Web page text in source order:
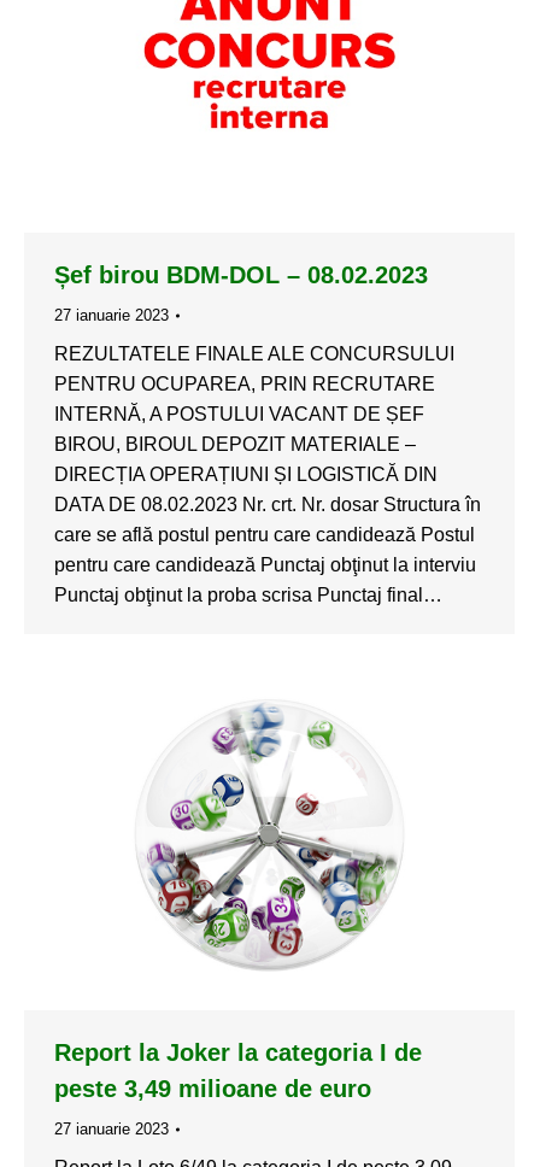
Șef birou BDM-DOL – 08.02.2023
27 ianuarie 2023
REZULTATELE FINALE ALE CONCURSULUI
PENTRU OCUPAREA, PRIN RECRUTARE
INTERNĂ, A POSTULUI VACANT DE ȘEF
BIROU, BIROUL DEPOZIT MATERIALE –
DIRECȚIA OPERAȚIUNI ȘI LOGISTICĂ DIN
DATA DE 08.02.2023 Nr. crt. Nr. dosar Structura în
care se află postul pentru care candidează Postul
pentru care candidează Punctaj obţinut la interviu
Punctaj obţinut la proba scrisa Punctaj final…
Report la Joker la categoria I de
peste 3,49 milioane de euro
27 ianuarie 2023